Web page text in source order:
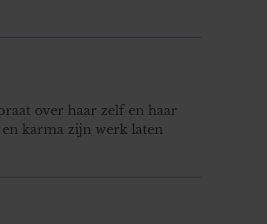
over haar zelf en haar
karma zijn werk laten